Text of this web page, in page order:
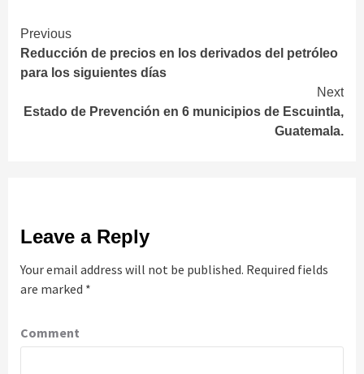
Continue
Reading
Previous
Reducción de precios en los derivados del petróleo
para los siguientes días
Next
Estado de Prevención en 6 municipios de Escuintla,
Guatemala.
Leave a Reply
Your email address will not be published. Required fields
are marked *
Comment